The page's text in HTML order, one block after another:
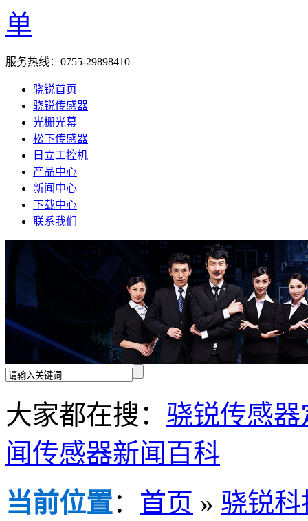
服务热线： 0755-29898410
骁锐首页
骁锐传感器
光栅光幕
松下传感器
日立工控机
产品中心
新闻中心
下载中心
联系我们
大家都在搜： 骁锐传感器
闻传感器新闻百科
当前位置： 首页 » 骁锐